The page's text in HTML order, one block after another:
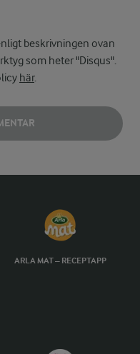
beskrivningen ovan
som heter "Disqus".
här.
ARLA MAT – RECEPTAPP